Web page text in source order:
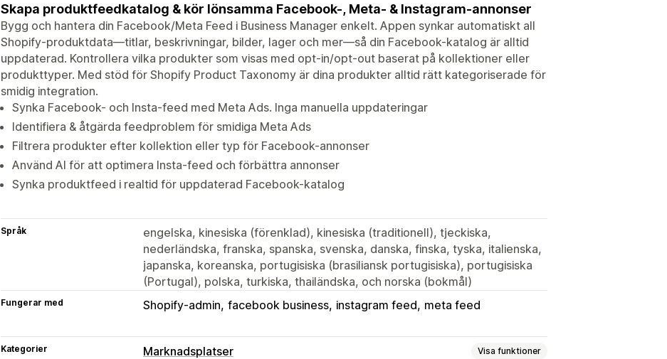
Skapa produktfeedkatalog & kör lönsamma Facebook-, Meta- & Instagram-annonser
Bygg och hantera din Facebook/Meta Feed i Business Manager enkelt. Appen synkar automatiskt all
Shopify-produktdata—titlar, beskrivningar, bilder, lager och mer—så din Facebook-katalog är alltid
uppdaterad. Kontrollera vilka produkter som visas med opt-in/opt-out baserat på kollektioner eller
produkttyper. Med stöd för Shopify Product Taxonomy är dina produkter alltid rätt kategoriserade för
smidig integration.
Synka Facebook- och Insta-feed med Meta Ads. Inga manuella uppdateringar
Identifiera & åtgärda feedproblem för smidiga Meta Ads
Filtrera produkter efter kollektion eller typ för Facebook-annonser
Använd AI för att optimera Insta-feed och förbättra annonser
Synka produktfeed i realtid för uppdaterad Facebook-katalog
Språk
engelska, kinesiska (förenklad), kinesiska (traditionell), tjeckiska,
nederländska, franska, spanska, svenska, danska, finska, tyska, italienska,
japanska, koreanska, portugisiska (brasiliansk portugisiska), portugisiska
(Portugal), polska, turkiska, thailändska, och norska (bokmål)
Fungerar med Shopify-admin facebook business instagram feed meta feed
Kategorier Marknadsplatser Visa funktioner